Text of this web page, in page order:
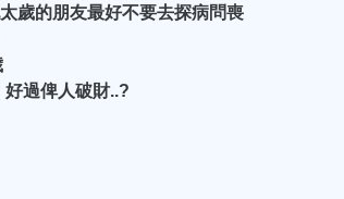
歲的朋友最好不要去探病問喪
過俾人破財..?